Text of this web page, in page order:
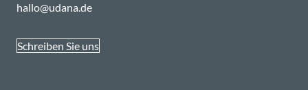
hallo@udana.de
Schreiben Sie uns